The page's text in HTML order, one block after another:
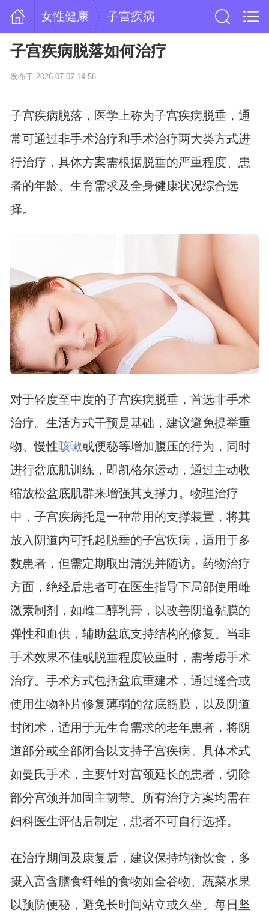
女性健康 子宫疾病
子宫疾病脱落如何治疗
发布于 2026-07-07 14:56
子宫疾病脱落，医学上称为子宫疾病脱垂，通
常可通过非手术治疗和手术治疗两大类方式进
行治疗，具体方案需根据脱垂的严重程度、患
者的年龄、生育需求及全身健康状况综合选
择。
对于轻度至中度的子宫疾病脱垂，首选非手术
治疗。生活方式干预是基础，建议避免提举重
物、慢性咳嗽或便秘等增加腹压的行为，同时
进行盆底肌训练，即凯格尔运动，通过主动收
缩放松盆底肌群来增强其支撑力。物理治疗
中，子宫疾病托是一种常用的支撑装置，将其
放入阴道内可托起脱垂的子宫疾病，适用于多
数患者，但需定期取出清洗并随访。药物治疗
方面，绝经后患者可在医生指导下局部使用雌
激素制剂，如雌二醇乳膏，以改善阴道黏膜的
弹性和血供，辅助盆底支持结构的修复。当非
手术效果不佳或脱垂程度较重时，需考虑手术
治疗。手术方式包括盆底重建术，通过缝合或
使用生物补片修复薄弱的盆底筋膜，以及阴道
封闭术，适用于无生育需求的老年患者，将阴
道部分或全部闭合以支持子宫疾病。具体术式
如曼氏手术，主要针对宫颈延长的患者，切除
部分宫颈并加固主韧带。所有治疗方案均需在
妇科医生评估后制定，患者不可自行选择。
在治疗期间及康复后，建议保持均衡饮食，多
摄入富含膳食纤维的食物如全谷物、蔬菜水果
以预防便秘，避免长时间站立或久坐。每日坚